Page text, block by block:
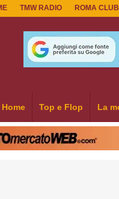
TMW RADIO ROMA
Home Top e Flop La